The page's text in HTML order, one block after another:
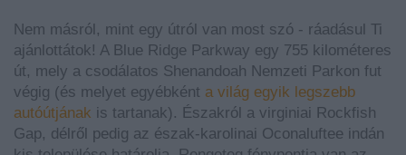
Nem másról, mint egy útról van most szó - ráadásul Ti
ajánlottátok! A Blue Ridge Parkway egy 755 kilométeres
út, mely a csodálatos Shenandoah Nemzeti Parkon fut
végig (és melyet egyébként a világ egyik legszebb
autóútjának is tartanak). Északról a virginiai Rockfish
Gap, délről pedig az észak-karolinai Oconaluftee indán